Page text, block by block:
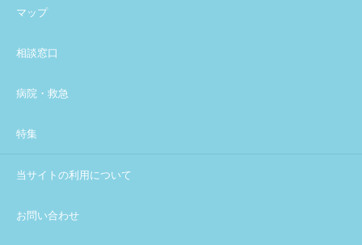
マップ
相談窓口
病院・救急
特集
当サイトの利用について
お問い合わせ